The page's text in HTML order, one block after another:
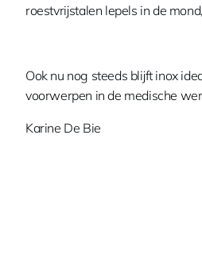
roestvrijstalen lepels in de
Ook nu nog steeds blijft inox
voorwerpen in de medische
Karine De Bie